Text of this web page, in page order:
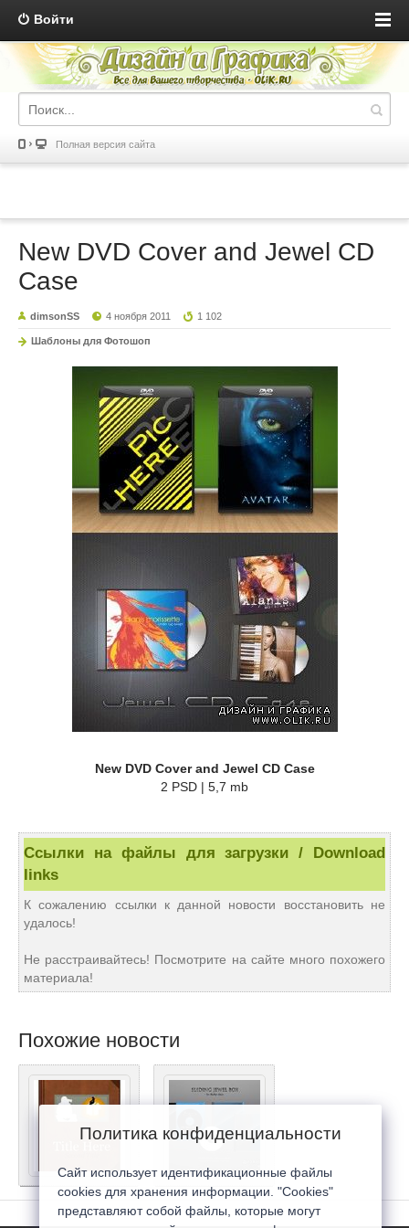
Войти
Полная версия сайта
New DVD Cover and Jewel CD
Case
dimsonSS 4 ноября 2011 1 102
Шаблоны для Фотошоп
New DVD Cover and Jewel CD Case
2 PSD | 5,7 mb
Ссылки на файлы для загрузки / Download
links
К сожалению ссылки к данной новости восстановить не
удалось!
Не расстраивайтесь! Посмотрите на сайте много похожего
материала!
Похожие новости
Политика конфиденциальности
Сайт использует идентификационные файлы
cookies для хранения информации. "Cookies"
представляют собой файлы, которые могут